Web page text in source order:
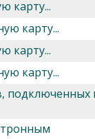
карту...
карту...
карту...
карту...
подключенных